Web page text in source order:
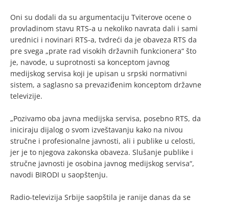
Oni su dodali da su argumentaciju Tviterove ocene o
provladinom stavu RTS-a u nekoliko navrata dali i sami
urednici i novinari RTS-a, tvdreći da je obaveza RTS da
pre svega „prate rad visokih državnih funkcionera“ što
je, navode, u suprotnosti sa konceptom javnog
medijskog servisa koji je upisan u srpski normativni
sistem, a saglasno sa prevaziđenim konceptom državne
televizije.
„Pozivamo oba javna medijska servisa, posebno RTS, da
iniciraju dijalog o svom izveštavanju kako na nivou
stručne i profesionalne javnosti, ali i publike u celosti,
jer je to njegova zakonska obaveza. Slušanje publike i
stručne javnosti je osobina javnog medijskog servisa“,
navodi BIRODI u saopštenju.
Radio-televizija Srbije saopštila je ranije danas da se